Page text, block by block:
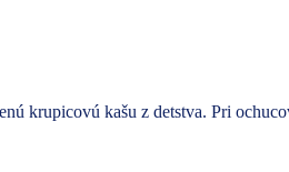
krupicovú kašu z detstva. Pri